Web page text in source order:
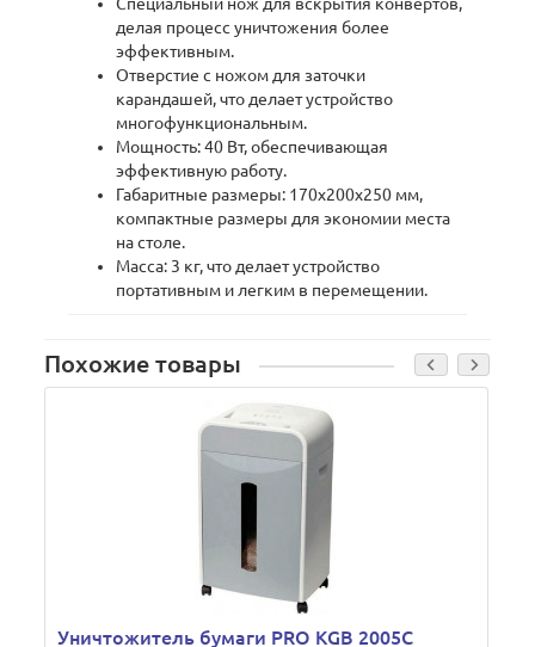
делая процесс уничтожения более
эффективным.
Отверстие с ножом для заточки
карандашей, что делает устройство
многофункциональным.
Мощность: 40 Вт, обеспечивающая
эффективную работу.
Габаритные размеры: 170x200x250 мм,
компактные размеры для экономии места
на столе.
Масса: 3 кг, что делает устройство
портативным и легким в перемещении.
Похожие товары
Уничтожитель бумаги PRO KGB 2005С